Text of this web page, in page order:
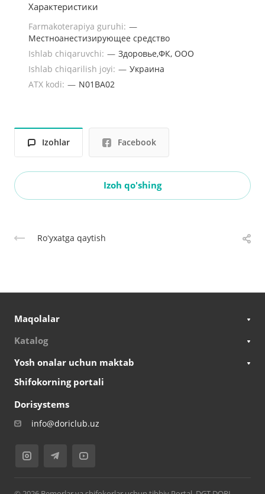
Характеристики
Farmakoterapiya guruhi: —
Местноанестизирующее средство
Ishlab chiqaruvchi: — Здоровье,ФК, ООО
Ishlab chiqarilish joyi: — Украина
ATX kodi: — N01BA02
Izohlar Facebook
Izoh qo'shing
Roʻyxatga qaytish
Maqolalar
Katalog
Yosh onalar uchun maktab
Shifokorning portali
Dorisystems
info@doriclub.uz